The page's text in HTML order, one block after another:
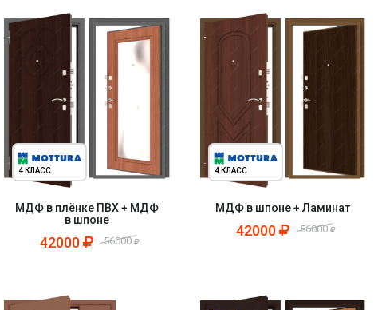
4 КЛАСС
МДФ в плёнке ПВХ + МДФ
в шпоне
42000 56000
4 КЛАСС
МДФ в шпоне + Ламинат
42000 56000